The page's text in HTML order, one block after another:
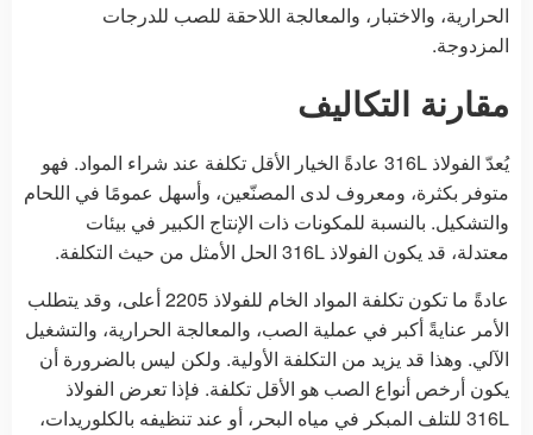
الحرارية، والاختبار، والمعالجة اللاحقة للصب للدرجات
المزدوجة.
مقارنة التكاليف
يُعدّ الفولاذ 316L عادةً الخيار الأقل تكلفة عند شراء المواد. فهو
متوفر بكثرة، ومعروف لدى المصنّعين، وأسهل عمومًا في اللحام
والتشكيل. بالنسبة للمكونات ذات الإنتاج الكبير في بيئات
معتدلة، قد يكون الفولاذ 316L الحل الأمثل من حيث التكلفة.
عادةً ما تكون تكلفة المواد الخام للفولاذ 2205 أعلى، وقد يتطلب
الأمر عنايةً أكبر في عملية الصب، والمعالجة الحرارية، والتشغيل
الآلي. وهذا قد يزيد من التكلفة الأولية. ولكن ليس بالضرورة أن
يكون أرخص أنواع الصب هو الأقل تكلفة. فإذا تعرض الفولاذ
316L للتلف المبكر في مياه البحر، أو عند تنظيفه بالكلوريدات،